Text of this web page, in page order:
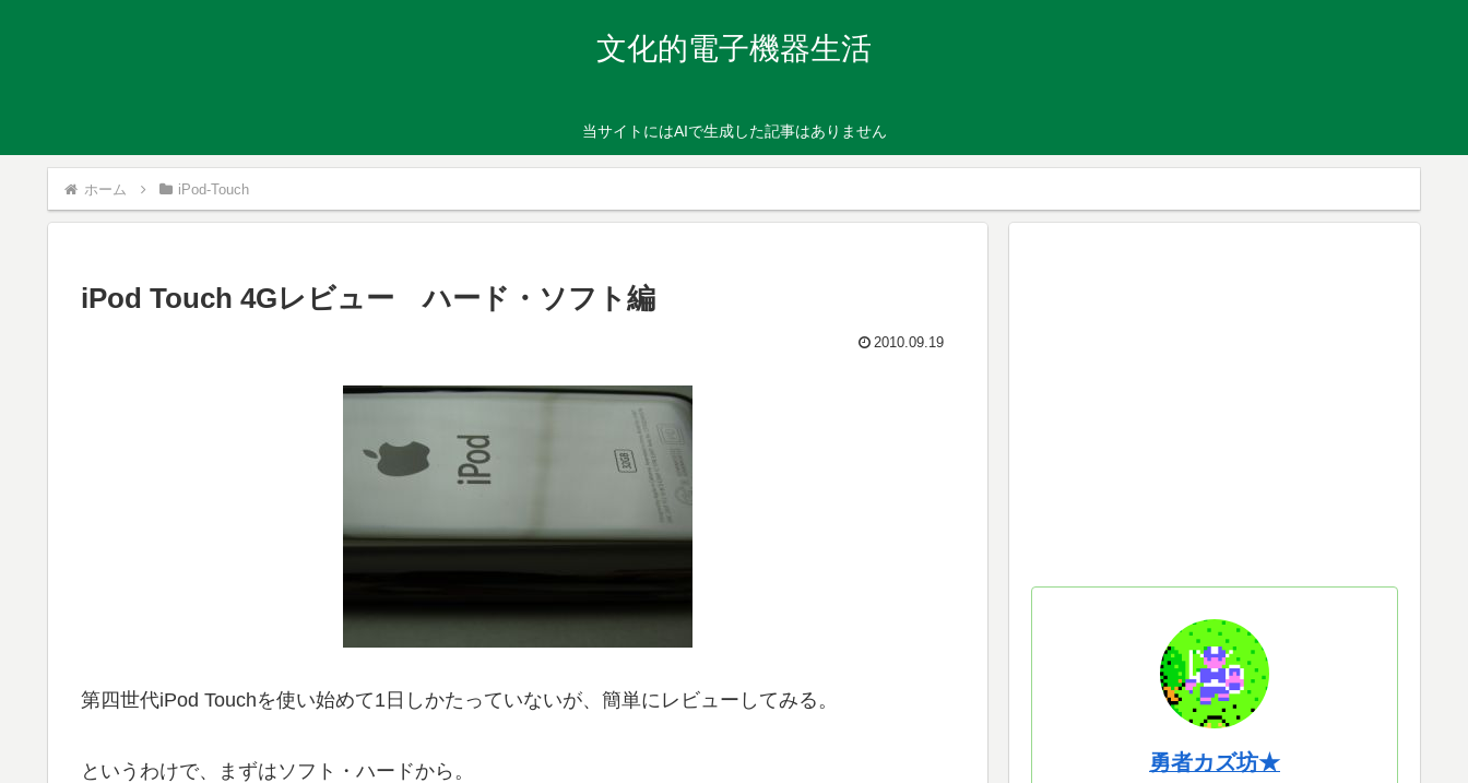
文化的電子機器生活
当サイトにはAIで生成した記事はありません
ホーム iPod-Touch
iPod Touch 4Gレビュー ハード・ソフト編
2010.09.19
第四世代iPod Touchを使い始めて1日しかたっていないが、簡単にレビューしてみる。
というわけで、まずはソフト・ハードから。 勇者カズ坊★